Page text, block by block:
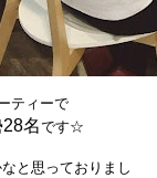
ティーで
名です☆
と思っておりまし